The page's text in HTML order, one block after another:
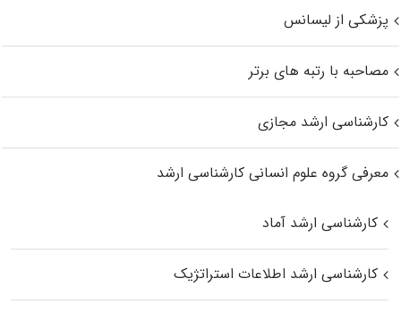
پزشکی از لیسانس
مصاحبه با رتبه های برتر
کارشناسی ارشد مجازی
معرفی گروه علوم انسانی کارشناسی ارشد
کارشناسی ارشد آماد
کارشناسی ارشد اطلاعات استراتژیک